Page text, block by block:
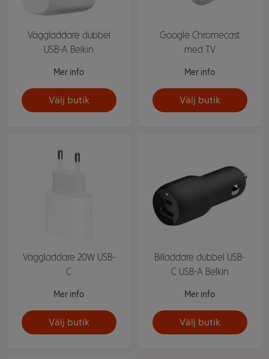
Väggladdare dubbel
USB-A Belkin
Mer info
Välj butik
Google Chromecast
med TV
Mer info
Välj butik
Väggladdare 20W USB-
C
Mer info
Välj butik
Billaddare dubbel USB-
C USB-A Belkin
Mer info
Välj butik